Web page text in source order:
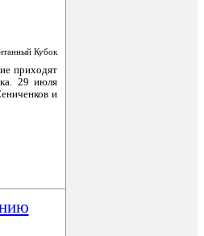
Кубок
приходят
29 июля
и